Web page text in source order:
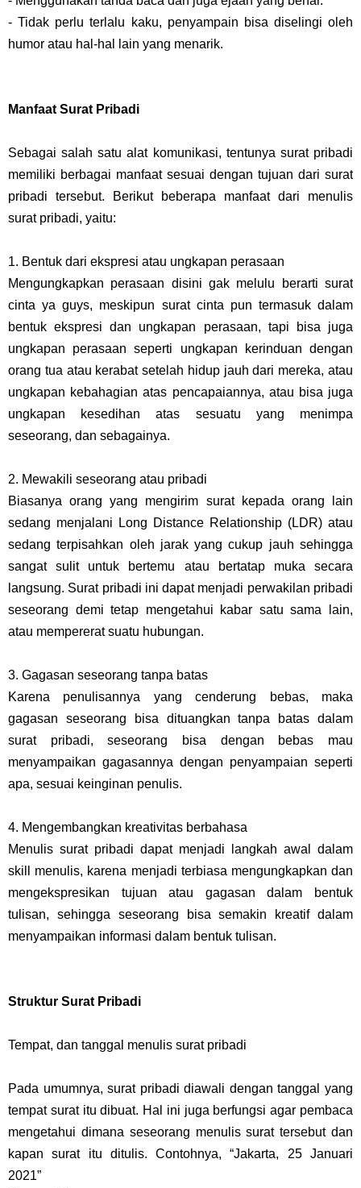
- Tidak perlu terlalu kaku, penyampain bisa diselingi oleh
humor atau hal-hal lain yang menarik.
Manfaat Surat Pribadi
Sebagai salah satu alat komunikasi, tentunya surat pribadi
memiliki berbagai manfaat sesuai dengan tujuan dari surat
pribadi tersebut. Berikut beberapa manfaat dari menulis
surat pribadi, yaitu:
1. Bentuk dari ekspresi atau ungkapan perasaan
Mengungkapkan perasaan disini gak melulu berarti surat
cinta ya guys, meskipun surat cinta pun termasuk dalam
bentuk ekspresi dan ungkapan perasaan, tapi bisa juga
ungkapan perasaan seperti ungkapan kerinduan dengan
orang tua atau kerabat setelah hidup jauh dari mereka, atau
ungkapan kebahagian atas pencapaiannya, atau bisa juga
ungkapan kesedihan atas sesuatu yang menimpa
seseorang, dan sebagainya.
2. Mewakili seseorang atau pribadi
Biasanya orang yang mengirim surat kepada orang lain
sedang menjalani Long Distance Relationship (LDR) atau
sedang terpisahkan oleh jarak yang cukup jauh sehingga
sangat sulit untuk bertemu atau bertatap muka secara
langsung. Surat pribadi ini dapat menjadi perwakilan pribadi
seseorang demi tetap mengetahui kabar satu sama lain,
atau mempererat suatu hubungan.
3. Gagasan seseorang tanpa batas
Karena penulisannya yang cenderung bebas, maka
gagasan seseorang bisa dituangkan tanpa batas dalam
surat pribadi, seseorang bisa dengan bebas mau
menyampaikan gagasannya dengan penyampaian seperti
apa, sesuai keinginan penulis.
4. Mengembangkan kreativitas berbahasa
Menulis surat pribadi dapat menjadi langkah awal dalam
skill menulis, karena menjadi terbiasa mengungkapkan dan
mengekspresikan tujuan atau gagasan dalam bentuk
tulisan, sehingga seseorang bisa semakin kreatif dalam
menyampaikan informasi dalam bentuk tulisan.
Struktur Surat Pribadi
Tempat, dan tanggal menulis surat pribadi
Pada umumnya, surat pribadi diawali dengan tanggal yang
tempat surat itu dibuat. Hal ini juga berfungsi agar pembaca
mengetahui dimana seseorang menulis surat tersebut dan
kapan surat itu ditulis. Contohnya, “Jakarta, 25 Januari
2021”